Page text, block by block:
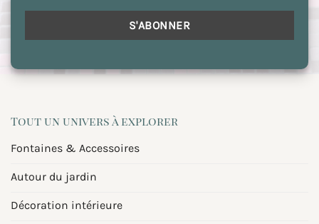
Tout un univers à explorer
Fontaines & Accessoires
Autour du jardin
Décoration intérieure